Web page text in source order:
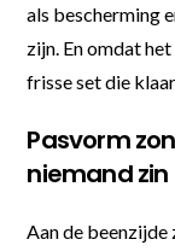
als bescherming
zijn. En omdat
frisse set die
Pasvorm
niemand zin
Aan de beenzijde